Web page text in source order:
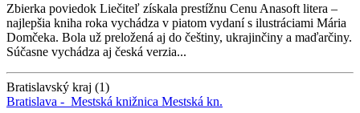
Zbierka poviedok Liečiteľ získala prestížnu Cenu Anasoft litera –
najlepšia kniha roka vychádza v piatom vydaní s ilustráciami Mária
Domčeka. Bola už preložená aj do češtiny, ukrajinčiny a maďarčiny.
Súčasne vychádza aj česká verzia...
Bratislavský kraj (1)
Bratislava - Mestská knižnica Mestská kn.